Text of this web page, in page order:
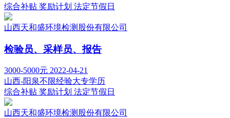
综合补贴 奖励计划 法定节假日
山西天和盛环境检测股份有限公司
检验员、采样员、报告
3000-5000元 2022-04-21
山西-阳泉不限经验大专学历
综合补贴 奖励计划 法定节假日
山西天和盛环境检测股份有限公司